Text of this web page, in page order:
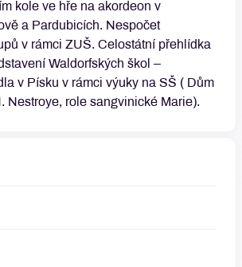
kole ve hře na akordeon v
a Pardubicích. Nespočet
v rámci ZUŠ. Celostátní přehlídka
Waldorfských škol –
v Písku v rámci výuky na SŠ ( Dům